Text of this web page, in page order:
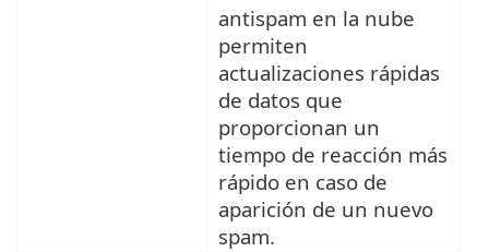
antispam en la nube
permiten
actualizaciones rápidas
de datos que
proporcionan un
tiempo de reacción más
rápido en caso de
aparición de un nuevo
spam.